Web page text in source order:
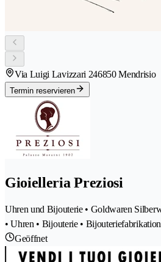
Via Luigi Lavizzari 246850 Mendrisio
Termin reservieren
Gioielleria Preziosi
Uhren und Bijouterie • Goldwaren
• Uhren • Bijouterie •
Geöffnet